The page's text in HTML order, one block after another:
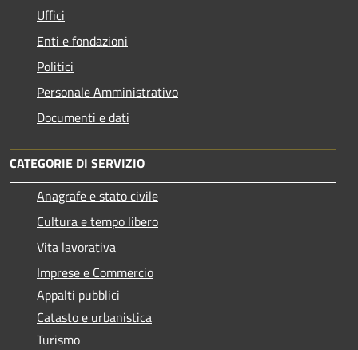
Uffici
Enti e fondazioni
Politici
Personale Amministrativo
Documenti e dati
CATEGORIE DI SERVIZIO
Anagrafe e stato civile
Cultura e tempo libero
Vita lavorativa
Imprese e Commercio
Appalti pubblici
Catasto e urbanistica
Turismo